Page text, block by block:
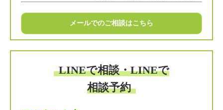
メールでのご相談はこちら
LINEで相談・LINEで
相談予約